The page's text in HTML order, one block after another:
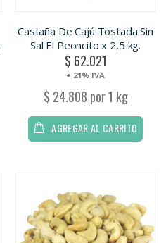
Castaña De Cajú Tostada Sin
Sal El Peoncito x 2,5 kg.
$ 62.021
+ 21% IVA
$ 24.808 por 1 kg
AGREGAR AL CARRITO